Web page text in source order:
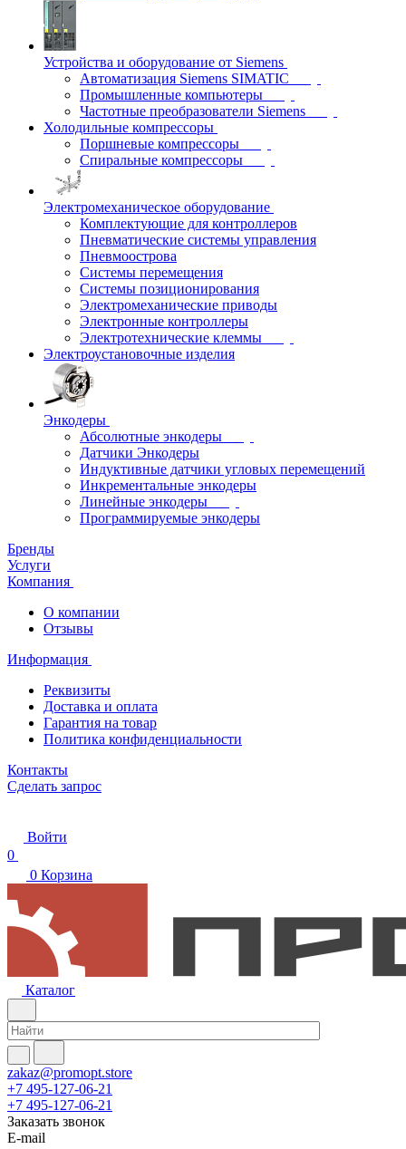
Устройства и оборудование от Siemens
Автоматизация Siemens SIMATIC
Промышленные компьютеры
Частотные преобразователи Siemens
Холодильные компрессоры
Поршневые компрессоры
Спиральные компрессоры
Электромеханическое оборудование
Комплектующие для контроллеров
Пневматические системы управления
Пневмоострова
Системы перемещения
Системы позиционирования
Электромеханические приводы
Электронные контроллеры
Электротехнические клеммы
Электроустановочные изделия
Энкодеры
Абсолютные энкодеры
Датчики Энкодеры
Индуктивные датчики угловых перемещений
Инкрементальные энкодеры
Линейные энкодеры
Программируемые энкодеры
Бренды
Услуги
Компания
О компании
Отзывы
Информация
Реквизиты
Доставка и оплата
Гарантия на товар
Политика конфиденциальности
Контакты
Сделать запрос
Войти
0
0 Корзина
Каталог
zakaz@promopt.store
+7 495-127-06-21
+7 495-127-06-21
Заказать звонок
E-mail